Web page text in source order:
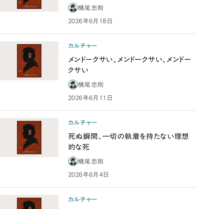
横尾忠則
2026年6月18日
カルチャー
メンドークサい、メンドークサい、メンドー
クサい
横尾忠則
2026年6月11日
カルチャー
死ぬ瞬間、一切の執着を持たない理想
的な死
横尾忠則
2026年6月4日
カルチャー